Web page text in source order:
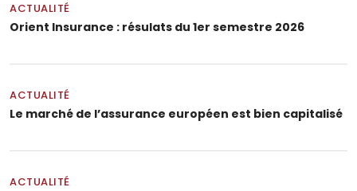
ACTUALITÉ
Orient Insurance : résulats du 1er semestre 2026
ACTUALITÉ
Le marché de l’assurance européen est bien capitalisé
ACTUALITÉ